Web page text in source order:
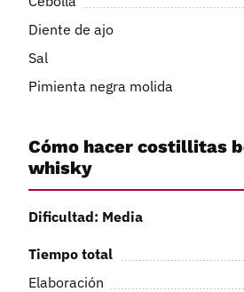
Diente de ajo
Sal
Pimienta negra molida
Cómo hacer costillitas
whisky
Dificultad: Media
Tiempo total
Elaboración